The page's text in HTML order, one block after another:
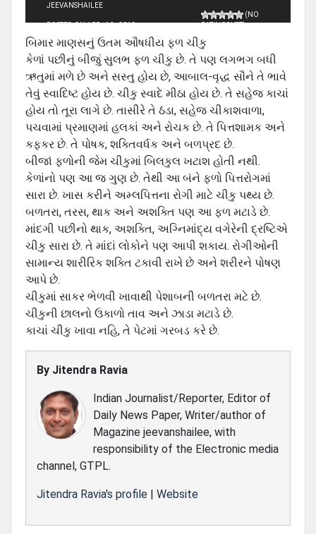
JEEVANSHAILEE
POSTED ON APR - 16 - 2012
(NO
RATINGS YET)
બિમાર માણસનું ઉતમ ઔષધીય ફળ ચીકુ
કેળાં પછીનું બીજું સુલભ ફળ ચીકુ છે. તે પણ લગભગ બધી
ઋતુમાં મળે છે અને સસ્તુ હોય છે, આબાલ-વૃદ્ધ સૌને તે ભાવે
તેવું સ્વાદિષ્‍ટ હોય છે. ચીકુ સ્વાદે મીઠા હોય છે. તે સહેજ કાચાં
હોય તો તૂરા લાગે છે. તાસીરે તે ઠંડા, સહેજ ચીકાશવાળા,
પચવામાં પ્રમાણમાં હલકાં અને રોચક છે. તે પિત્તશામક અને
કફકર છે. તે પોષક, શક્તિવર્ધક અને બળપ્રદ છે.
બીજાં ફળોની જેમ ચીકુમાં બિલકુલ ખટાશ હોતી નથી.
કેળાંનો પણ આ જ ગુણ છે. તેથી આ બંને ફળો પિત્તરોગમાં
સારા છે. ખાસ કરીને અમ્લપિત્તના રોગી માટે ચીકુ પથ્ય છે.
બળતરા, તરસ, થાક અને અશક્તિ પણ આ ફળ મટાડે છે.
માંદગી પછીનો થાક, અશક્તિ, અગ્નિમાંદ્ય વગેરેની દ્રષ્ટિએ
ચીકુ સારા છે. તે માંદાં લોકોને પણ આપી શકાય. રોગીઓની
સામાન્ય શારીરિક શક્તિ ટકાવી રાખે છે અને શરીરને પોષણ
આપે છે.
ચીકુમાં સાકર ભેળવી ખાવાથી પેશાબની બળતરા મટે છે.
ચીકુની છાલનો ઉકાળો તાવ અને ઝાડા મટાડે છે.
કાચાં ચીકુ ખાવા નહિ, તે પેટમાં ગરબડ કરે છે.
By Jitendra Ravia
Indian Journalist/Reporter, Editor of
Daily News Paper, Writer/author of
Magazine jeevanshailee, with
responsibility of the Electronic media
channel, GTPL.
Jitendra Ravia's profile | Website